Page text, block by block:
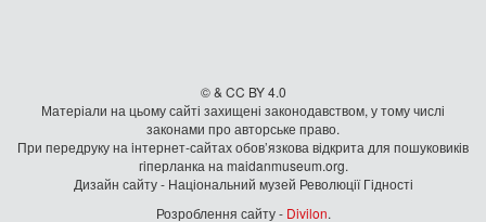
© & CC BY 4.0
Матеріали на цьому сайті захищені законодавством, у тому числі
законами про авторське право.
При передруку на iнтернет-сайтах обов’язкова відкрита для пошуковиків
гiперланка на maidanmuseum.org.
Дизайн сайту - Національний музей Революції Гідності
Розроблення сайту - Divilon.